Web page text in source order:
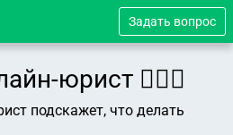
Задать вопрос
юрист 👨🏻‍⚖️
подскажет, что делать